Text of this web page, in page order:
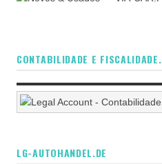
CONTABILIDADE E FISCALIDADE.
LG-AUTOHANDEL.DE